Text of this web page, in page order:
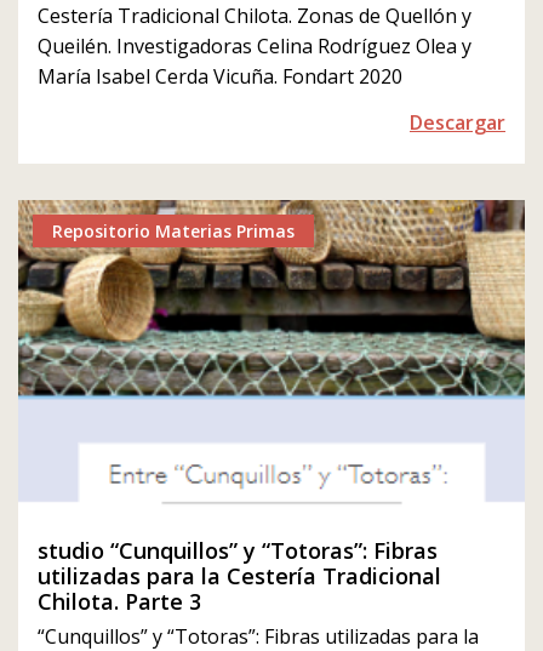
Cestería Tradicional Chilota. Zonas de Quellón y
Queilén. Investigadoras Celina Rodríguez Olea y
María Isabel Cerda Vicuña. Fondart 2020
Descargar
Repositorio Materias Primas
studio “Cunquillos” y “Totoras”: Fibras
utilizadas para la Cestería Tradicional
Chilota. Parte 3
“Cunquillos” y “Totoras”: Fibras utilizadas para la